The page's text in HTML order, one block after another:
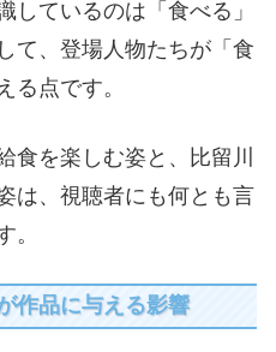
しているのは「食べる」
て、登場人物たちが「食
る点です。
食を楽しむ姿と、比留川
は、視聴者にも何とも言
。
作品に与える影響